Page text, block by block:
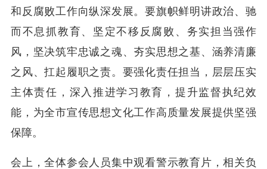
和反腐败工作向纵深发展。要旗帜鲜明讲政治、驰
而不息抓教育、坚定不移反腐败、务实担当强作
风，坚决筑牢忠诚之魂、夯实思想之基、涵养清廉
之风、扛起履职之责。要强化责任担当，层层压实
主体责任，深入推进学习教育，提升监督执纪效
能，为全市宣传思想文化工作高质量发展提供坚强
保障。
会上，全体参会人员集中观看警示教育片，相关负